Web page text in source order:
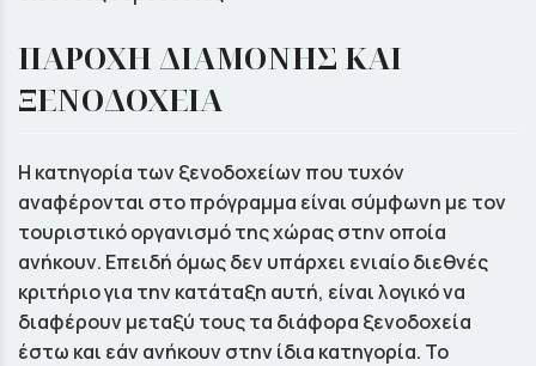
ΠΑΡΟΧΗ ΔΙΑΜΟΝΗΣ ΚΑΙ
ΞΕΝΟΔΟΧΕΙΑ
Η κατηγορία των ξενοδοχείων που τυχόν
αναφέρονται στο πρόγραμμα είναι σύμφωνη με τον
τουριστικό οργανισμό της χώρας στην οποία
ανήκουν. Επειδή όμως δεν υπάρχει ενιαίο διεθνές
κριτήριο για την κατάταξη αυτή, είναι λογικό να
διαφέρουν μεταξύ τους τα διάφορα ξενοδοχεία
έστω και εάν ανήκουν στην ίδια κατηγορία. Το